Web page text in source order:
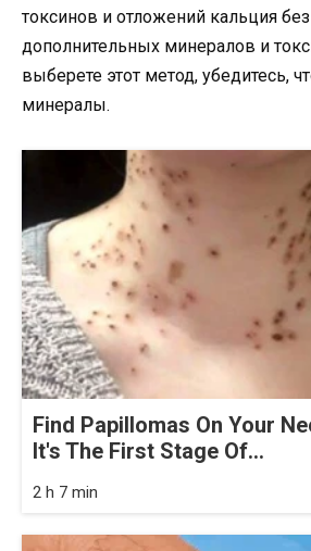
токсинов и отложений кальция
дополнительных минералов и
выберете этот метод, убедитесь,
минералы.
Find Papillomas On Your
It's The First Stage Of...
2 h 7 min